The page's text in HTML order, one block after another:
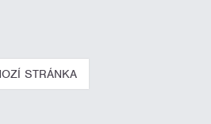
STRÁNKA